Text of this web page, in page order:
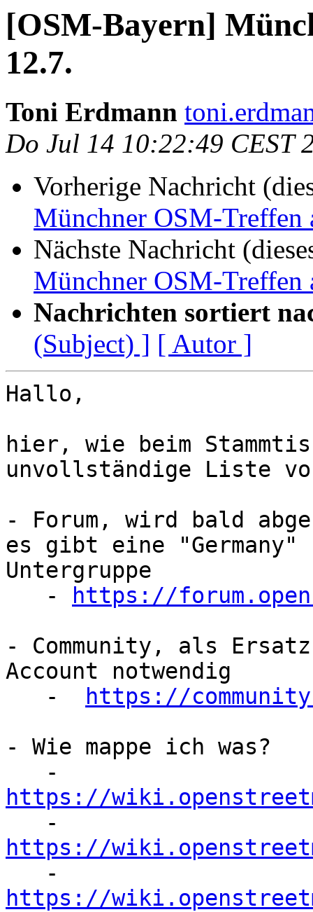
[OSM-Bayern]
12.7.
Toni Erdmann
Do Jul 14 10:22:49 CEST
Vorherige Nachricht
Münchner OSM-Treffen
Nächste Nachricht
Münchner OSM-Treffen
Nachrichten sortiert
(Subject) ] [ Autor ]
Hallo,
hier, wie beim
unvollständige Liste
- Forum, wird bald
es gibt eine "Germany"
Untergruppe
   -
https://
- Community, als
Account notwendig
   -
https://
- Wie mappe ich was?
https://
https://
https://